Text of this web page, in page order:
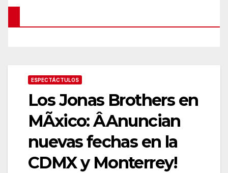
ESPECTÁCTULOS
Los Jonas Brothers en
MÃxico: ÂAnuncian
nuevas fechas en la
CDMX y Monterrey!